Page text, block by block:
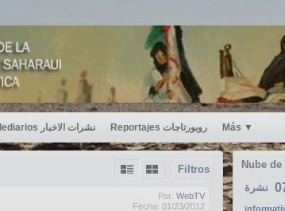
Telediarios نشرات الاخبار Reportajes روبورتاجات Más ▼
Nube de
نشرة
Filtros
Por: WebTV
Fecha: 01/23/2012